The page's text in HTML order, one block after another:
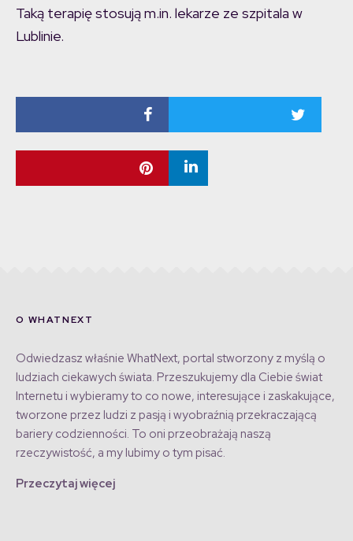
Taką terapię stosują m.in. lekarze ze szpitala w
Lublinie.
O WHATNEXT
Odwiedzasz właśnie WhatNext, portal stworzony z myślą o
ludziach ciekawych świata. Przeszukujemy dla Ciebie świat
Internetu i wybieramy to co nowe, interesujące i zaskakujące,
tworzone przez ludzi z pasją i wyobraźnią przekraczającą
bariery codzienności. To oni przeobrażają naszą
rzeczywistość, a my lubimy o tym pisać.
Przeczytaj więcej